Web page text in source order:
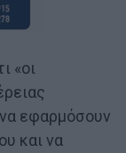
«οι
εφαρμόσουν
και να